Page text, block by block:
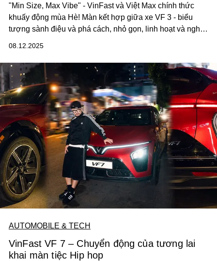
"Min Size, Max Vibe" - VinFast và Việt Max chính thức
khuấy động mùa Hè! Màn kết hợp giữa xe VF 3 - biểu
tượng sành điệu và phá cách, nhỏ gọn, linh hoạt và nghệ
lên xe, dòng merchandise giới hạn, video dance đầy cảm
hứng, và chuỗi hoạt động bứt phá từng ngõ phố. Tất cả
cùng hoạ nên một bức tranh đầy nhịp điệu của đời sống
đô thị trẻ, nơi cá tính và sáng tạo không ngừng vươn xa.
08.12.2025
AUTOMOBILE & TECH
VinFast VF 7 – Chuyển động của tương lai
khai màn tiệc Hip hop